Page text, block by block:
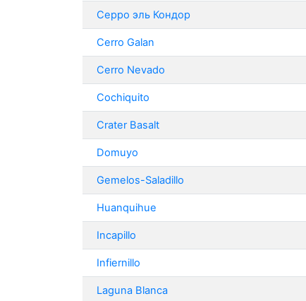
Серро эль Кондор
Cerro Galan
Cerro Nevado
Cochiquito
Crater Basalt
Domuyo
Gemelos-Saladillo
Huanquihue
Incapillo
Infiernillo
Laguna Blanca